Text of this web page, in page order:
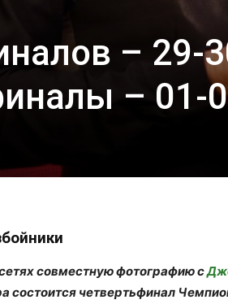
– 29-
– 01-
совместную фотографию с
состоится четвертьфинал